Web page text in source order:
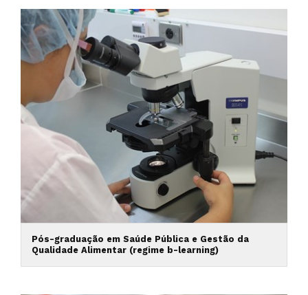
Pós-graduação em Saúde Pública e Gestão da
Qualidade Alimentar (regime b-learning)